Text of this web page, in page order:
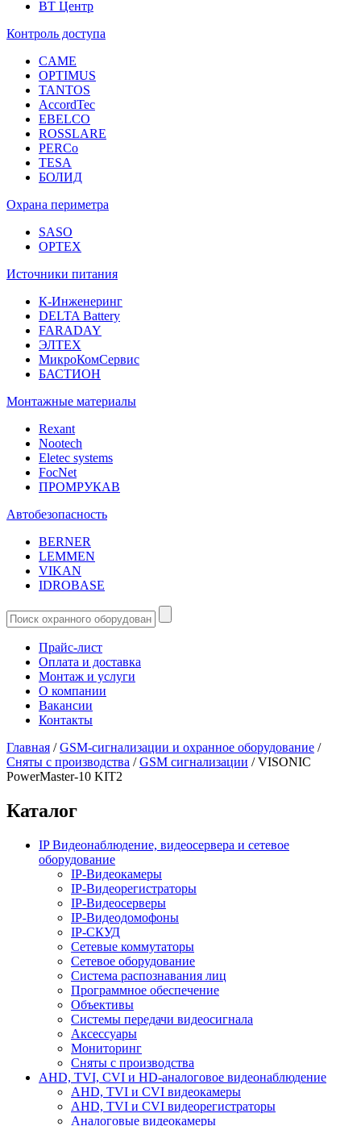
ВТ Центр
Контроль доступа
CAME
OPTIMUS
TANTOS
AccordTec
EBELCO
ROSSLARE
PERCo
TESA
БОЛИД
Охрана периметра
SASO
OPTEX
Источники питания
К-Инженеринг
DELTA Battery
FARADAY
ЭЛТЕХ
МикроКомСервис
БАСТИОН
Монтажные материалы
Rexant
Nootech
Eletec systems
FocNet
ПРОМРУКАВ
Автобезопасность
BERNER
LEMMEN
VIKAN
IDROBASE
Прайс-лист
Оплата и доставка
Монтаж и услуги
О компании
Вакансии
Контакты
Главная /GSM-сигнализации и охранное оборудование /
Сняты с производства /GSM сигнализации /VISONIC
PowerMaster-10 KIT2
Каталог
IP Видеонаблюдение, видеосервера и сетевое
оборудование
IP-Видеокамеры
IP-Видеорегистраторы
IP-Видеосерверы
IP-Видеодомофоны
IP-СКУД
Сетевые коммутаторы
Сетевое оборудование
Система распознавания лиц
Программное обеспечение
Объективы
Системы передачи видеосигнала
Аксессуары
Мониторинг
Сняты с производства
AHD, TVI, CVI и HD-аналоговое видеонаблюдение
AHD, TVI и CVI видеокамеры
AHD, TVI и CVI видеорегистраторы
Аналоговые видеокамеры